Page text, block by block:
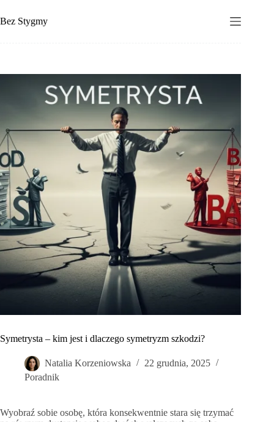
do
treści
Bez Stygmy
Symetrysta – kim jest i dlaczego symetryzm szkodzi?
Natalia Korzeniowska
22 grudnia, 2025
Poradnik
Wyobraź sobie osobę, która konsekwentnie stara się trzymać